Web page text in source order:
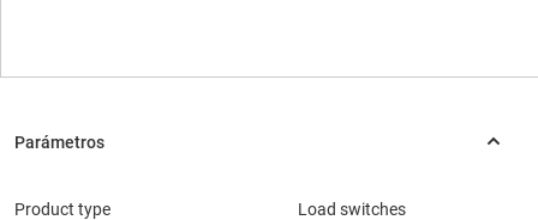
Product type Load switches